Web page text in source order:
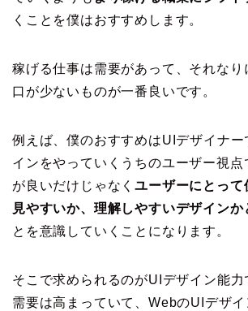
くことを僕はおすすめします。
稼げる仕事は需要があって、それなり
口が少ないものが一番良いです。
例えば、僕のおすすめはUIデザイナ
インをやっていくうちのユーザー視点
が良いだけじゃなくユーザーにとって
見やすいか、理解しやすいデザインか
とを意識していくことになります。
そこで求められるのがUIデザイン能
需要は高まっていて、WebのUIデザイ